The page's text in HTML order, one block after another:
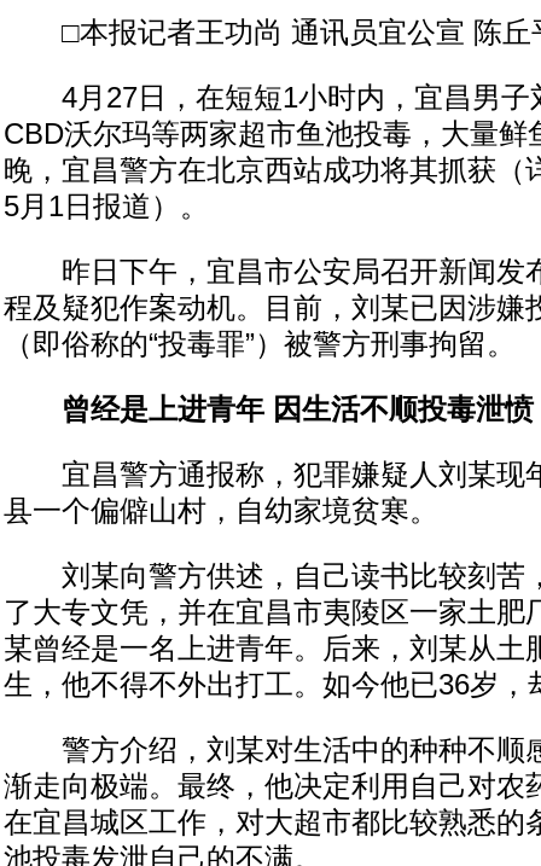
□本报记者王功尚 通讯员宜公宣 陈丘
4月27日，在短短1小时内，宜昌男子
CBD沃尔玛等两家超市鱼池投毒，大量鲜
晚，宜昌警方在北京西站成功将其抓获（
5月1日报道）。
昨日下午，宜昌市公安局召开新闻发
程及疑犯作案动机。目前，刘某已因涉嫌
（即俗称的“投毒罪”）被警方刑事拘留。
曾经是上进青年 因生活不顺投毒泄愤
宜昌警方通报称，犯罪嫌疑人刘某现
县一个偏僻山村，自幼家境贫寒。
刘某向警方供述，自己读书比较刻苦
了大专文凭，并在宜昌市夷陵区一家土肥
某曾经是一名上进青年。后来，刘某从土
生，他不得不外出打工。如今他已36岁，
警方介绍，刘某对生活中的种种不顺
渐走向极端。最终，他决定利用自己对农
在宜昌城区工作，对大超市都比较熟悉的
池投毒发泄自己的不满。